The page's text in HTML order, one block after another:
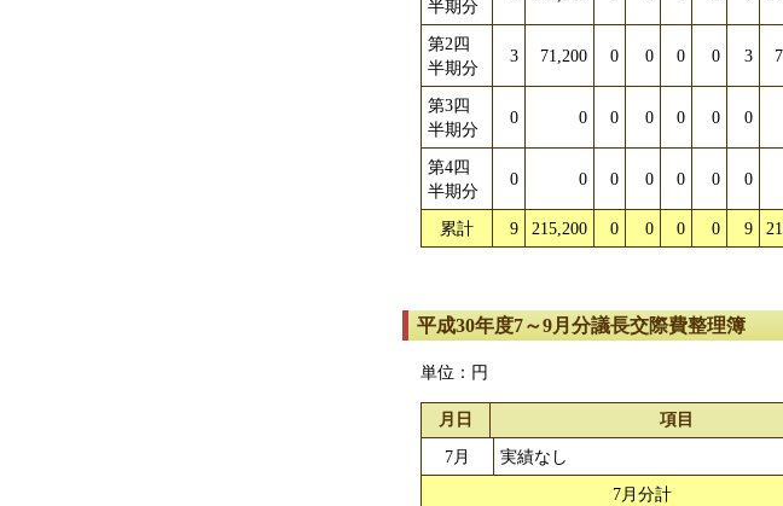
半期分
第2四
半期分
3 71,200 0 0 0 0 3
第3四
半期分
0 0 0 0 0 0 0
第4四
半期分
0 0 0 0 0 0 0
累計 9 215,200 0 0 0 0 9
平成30年度7～9月分議長交際費整理簿
単位：円
月日 項目
7月
実績なし
7月分計